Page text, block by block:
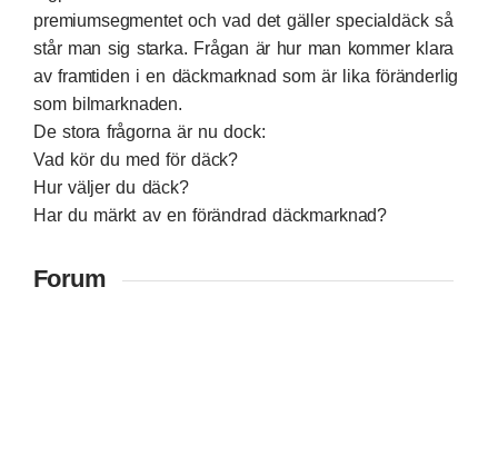
premiumsegmentet och vad det gäller specialdäck så
står man sig starka. Frågan är hur man kommer klara
av framtiden i en däckmarknad som är lika föränderlig
som bilmarknaden.
De stora frågorna är nu dock:
Vad kör du med för däck?
Hur väljer du däck?
Har du märkt av en förändrad däckmarknad?
Forum